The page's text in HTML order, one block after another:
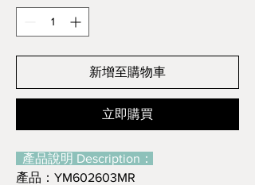
新增至購物車
立即購買
產品說明 Description：
產品：YM602603MR